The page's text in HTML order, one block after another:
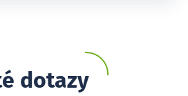
dotazy